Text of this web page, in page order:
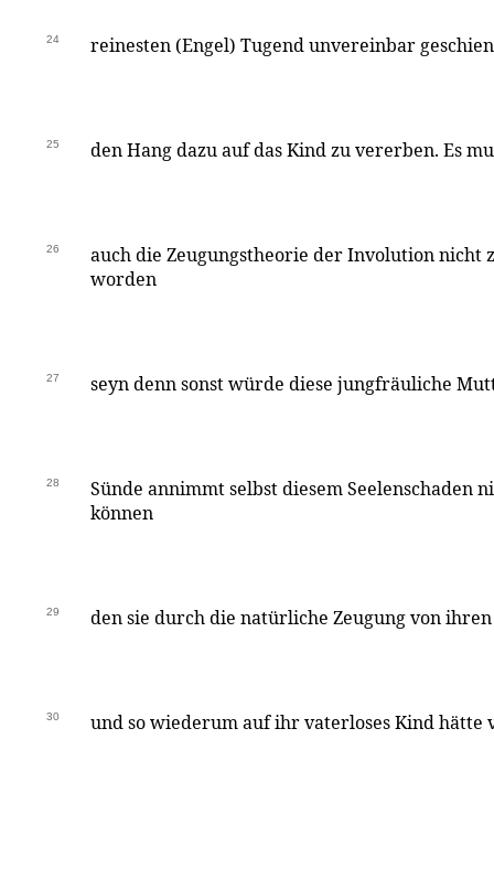
24 reinesten (Engel) Tugend unvereinbar
25 den Hang dazu auf das Kind zu vererben. Es
26
auch die Zeugungstheorie der Involution nicht
worden
27 seyn denn sonst würde diese jungfräuliche
28
Sünde annimmt selbst diesem Seelenschaden
können
29 den sie durch die natürliche Zeugung von
30 und so wiederum auf ihr vaterloses Kind hätte